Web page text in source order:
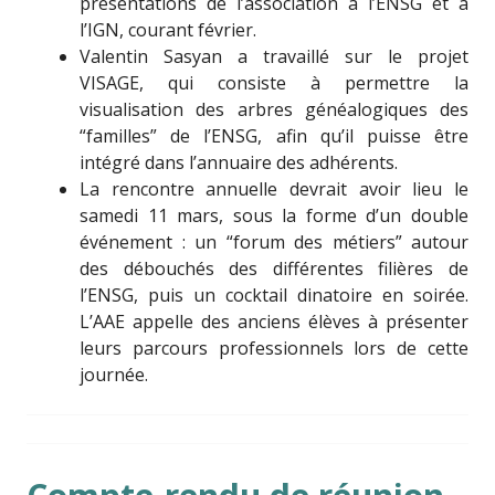
l’IGN, courant février.
Valentin Sasyan a travaillé sur le projet
VISAGE, qui consiste à permettre la
visualisation des arbres généalogiques des
“familles” de l’ENSG, afin qu’il puisse être
intégré dans l’annuaire des adhérents.
La rencontre annuelle devrait avoir lieu le
samedi 11 mars, sous la forme d’un double
événement : un “forum des métiers” autour
des débouchés des différentes filières de
l’ENSG, puis un cocktail dinatoire en soirée.
L’AAE appelle des anciens élèves à présenter
leurs parcours professionnels lors de cette
journée.